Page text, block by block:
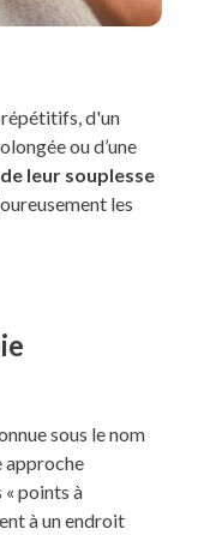
répétitifs, d'un
ou d’une
leur souplesse
les
sous le nom
approche
points à
à un endroit